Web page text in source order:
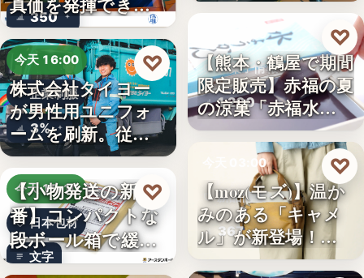
350
理由…
今天 16:00
企業制服
3%
株式会社タイヨー
が男性用ユニフォ
ームを刷新。従来
の男女兼…
♡
今天 15:10
日本包材
文字
【小物発送の新定
番】コンパクトな
段ボール箱で緩衝
材の節約…
♡
今天 03:00
和菓子情報
1,200
【熊本・鶴屋で期間
限定販売】赤福の夏
の涼菓「赤福水よ
うか…
♡
今天 03:00
新品情報
367
【moz(モズ)】温か
みのある「キャメ
ル」が新登場！毎
日…
♡